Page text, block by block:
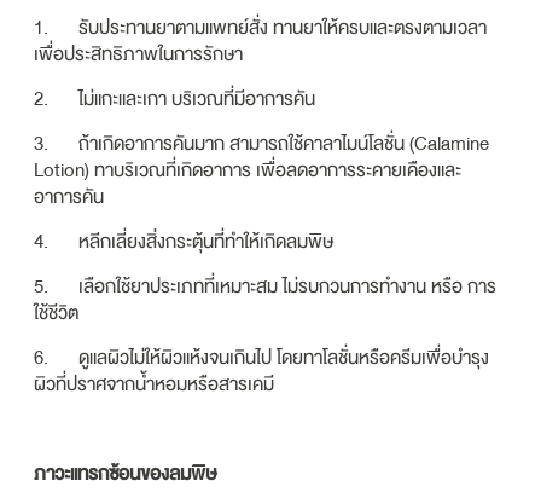
1. รับประทานยาตามแพทย์สั่ง ทานยาให้ครบและตรงตามเวลา
เพื่อประสิทธิภาพในการรักษา
2. ไม่แกะและเกา บริเวณที่มีอาการคัน
3. ถ้าเกิดอาการคันมาก สามารถใช้คาลาไมน์โลชั่น (Calamine
Lotion) ทาบริเวณที่เกิดอาการ เพื่อลดอาการระคายเคืองและ
อาการคัน
4. หลีกเลี่ยงสิ่งกระตุ้นที่ทำให้เกิดลมพิษ
5. เลือกใช้ยาประเภทที่เหมาะสม ไม่รบกวนการทำงาน หรือ การ
ใช้ชีวิต
6. ดูแลผิวไม่ให้ผิวแห้งจนเกินไป โดยทาโลชั่นหรือครีมเพื่อบำรุง
ผิวที่ปราศจากน้ำหอมหรือสารเคมี
ภาวะแทรกซ้อนของลมพิษ